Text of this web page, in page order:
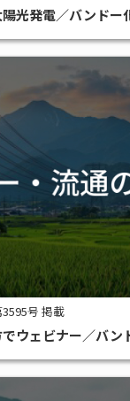
光発電／バンドー
号 掲載
ウェビナー／バン